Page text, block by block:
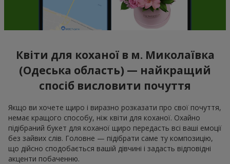
Квіти для коханої в м. Миколаївка
(Одеська область) — найкращий
спосіб висловити почуття
Якщо ви хочете щиро і виразно розказати про свої почуття,
немає кращого способу, ніж квіти для коханої. Охайно
підібраний букет для коханої щиро передасть всі ваші емоції
без зайвих слів. Головне — підібрати саме ту композицію,
що дійсно сподобається вашій дівчині і задасть відповідні
акценти побаченню.